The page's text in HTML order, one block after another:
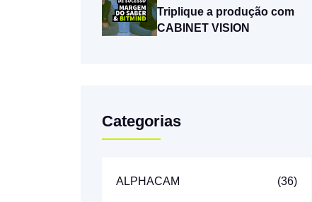
Triplique a produção com
CABINET VISION
Categorias
ALPHACAM (36)